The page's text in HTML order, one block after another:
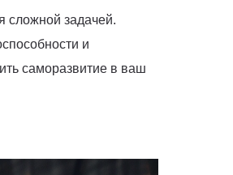
сложной задачей.
и
саморазвитие в ваш